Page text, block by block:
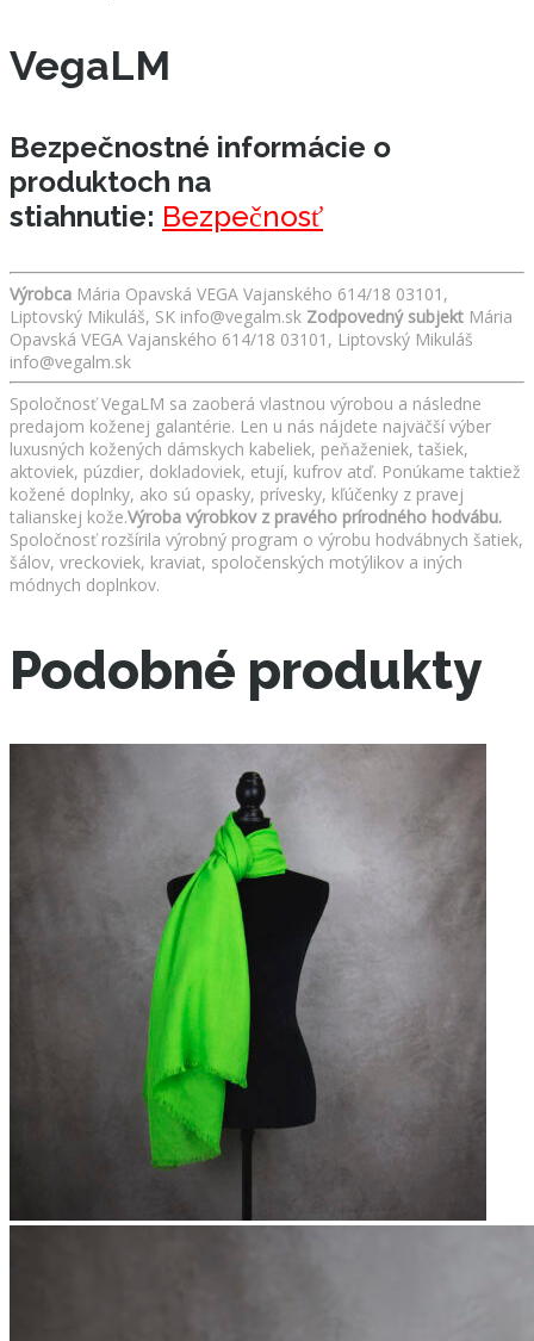
VegaLM
Bezpečnostné informácie o
produktoch na
stiahnutie: Bezpečnosť
Výrobca Mária Opavská VEGA Vajanského 614/18 03101,
Liptovský Mikuláš, SK info@vegalm.sk Zodpovedný subjekt Mária
Opavská VEGA Vajanského 614/18 03101, Liptovský Mikuláš
info@vegalm.sk
Spoločnosť VegaLM sa zaoberá vlastnou výrobou a následne
predajom koženej galantérie. Len u nás nájdete najväčší výber
luxusných kožených dámskych kabeliek, peňaženiek, tašiek,
aktoviek, púzdier, dokladoviek, etují, kufrov atď. Ponúkame taktiež
kožené doplnky, ako sú opasky, prívesky, kľúčenky z pravej
talianskej kože.Výroba výrobkov z pravého prírodného hodvábu.
Spoločnosť rozšírila výrobný program o výrobu hodvábnych šatiek,
šálov, vreckoviek, kraviat, spoločenských motýlikov a iných
módnych doplnkov.
Podobné produkty